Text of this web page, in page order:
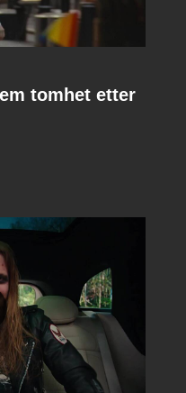
tomhet etter